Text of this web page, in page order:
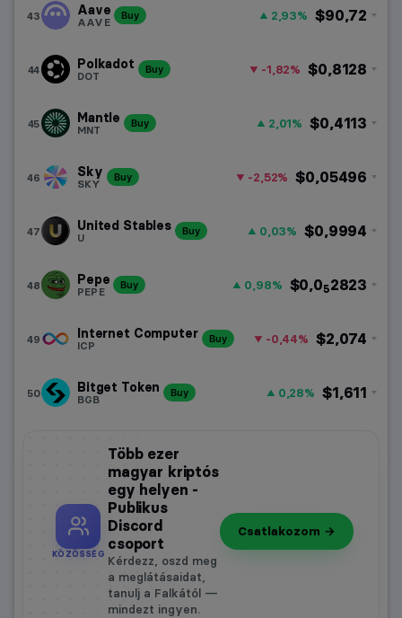
43 Aave
AAVE
Buy $90,72
2,93%
44 Polkadot
DOT
Buy $0,8128
-1,82%
45 Mantle
MNT
Buy $0,4113
2,01%
46 Sky
SKY
Buy $0,05496
-2,52%
47 United Stables
U
Buy $0,9994
0,03%
48 Pepe
PEPE
Buy $0,052823
0,98%
49 Internet Computer
ICP
Buy $2,074
-0,44%
50 Bitget Token
BGB
Buy $1,611
0,28%
KÖZÖSSÉG
Több ezer
magyar kriptós
egy helyen -
Publikus
Discord
csoport
Kérdezz, oszd meg
a meglátásaidat,
tanulj a Falkától —
mindezt ingyen.
Csatlakozom →